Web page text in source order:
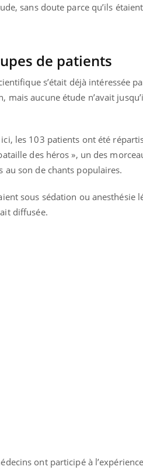
sans doute parce qu’ils
de patients
s’était déjà intéressée
mais aucune étude n’avait
les 103 patients ont été
des héros », un des
au son de chants populaires.
sous sédation ou anesthésie
diffusée.
ont participé à
: et si on Youtube
Eczéma